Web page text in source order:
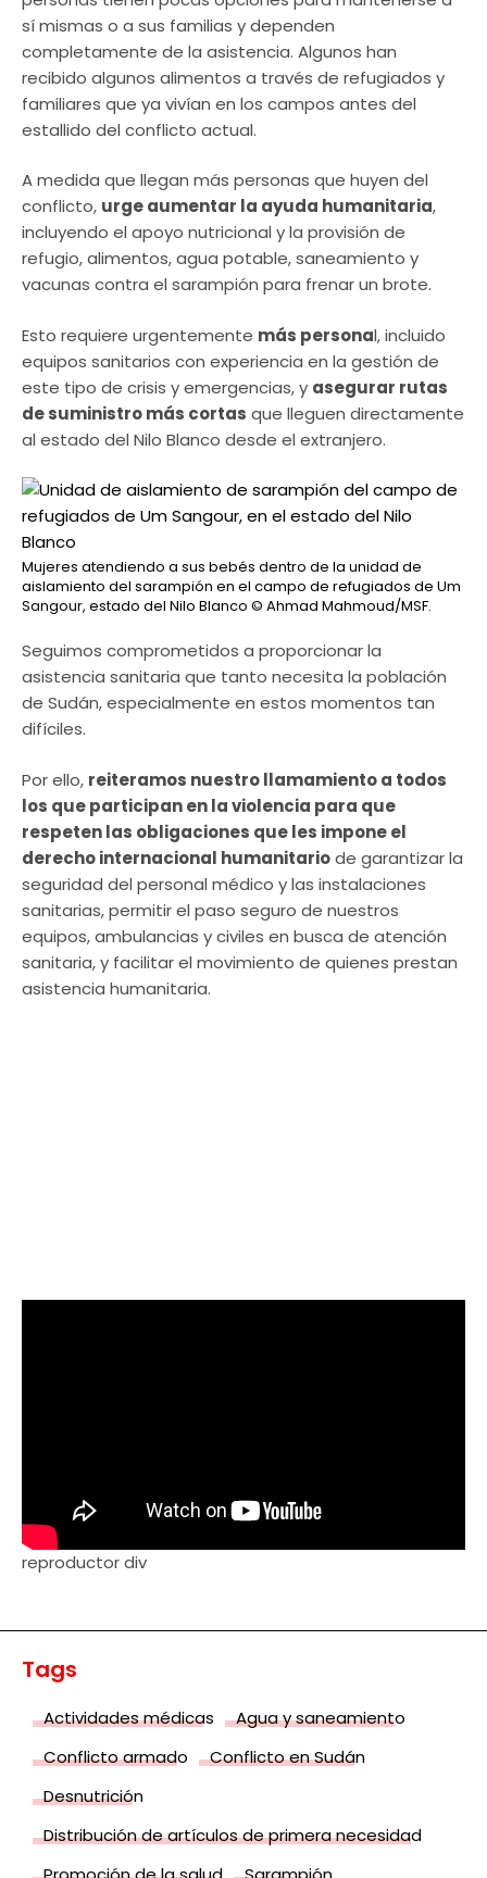
sí mismas o a sus familias y dependen
completamente de la asistencia. Algunos han
recibido algunos alimentos a través de refugiados y
familiares que ya vivían en los campos antes del
estallido del conflicto actual.
A medida que llegan más personas que huyen del
conflicto, urge aumentar la ayuda humanitaria,
incluyendo el apoyo nutricional y la provisión de
refugio, alimentos, agua potable, saneamiento y
vacunas contra el sarampión para frenar un brote.
Esto requiere urgentemente más personal, incluido
equipos sanitarios con experiencia en la gestión de
este tipo de crisis y emergencias, y asegurar rutas
de suministro más cortas que lleguen directamente
al estado del Nilo Blanco desde el extranjero.
Mujeres atendiendo a sus bebés dentro de la unidad de
aislamiento del sarampión en el campo de refugiados de Um
Sangour, estado del Nilo Blanco © Ahmad Mahmoud/MSF.
Seguimos comprometidos a proporcionar la
asistencia sanitaria que tanto necesita la población
de Sudán, especialmente en estos momentos tan
difíciles.
Por ello, reiteramos nuestro llamamiento a todos
los que participan en la violencia para que
respeten las obligaciones que les impone el
derecho internacional humanitariode garantizar la
seguridad del personal médico y las instalaciones
sanitarias, permitir el paso seguro de nuestros
equipos, ambulancias y civiles en busca de atención
sanitaria, y facilitar el movimiento de quienes prestan
asistencia humanitaria.
reproductor div
Tags
Actividades médicas
Agua y saneamiento
Conflicto armado
Conflicto en Sudán
Desnutrición
Distribución de artículos de primera necesidad